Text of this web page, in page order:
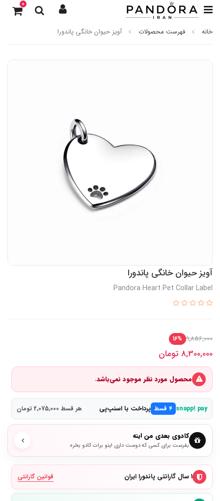
0
خانه فهرست محصولات آویز حیوان خانگی پاندورا
آویز حیوان خانگی پاندورا
Pandora Heart Pet Collar Label
9,856,000
16%
8,300,000 تومان
محصول مورد نظر موجود نمی‌باشد.
snapp! pay ۴ قسط پرداخت با اسنپ‌پی هر قسط 2,075,000 تومان
کادوی بعدی من اینه
بفرست برای کسی که دوست داری اینو برات کادو بخره
۱ سال گارانتی پاندورا ایران قوانین گارانتی